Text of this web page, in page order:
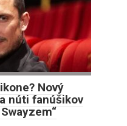
Nový
núti fanúšikov